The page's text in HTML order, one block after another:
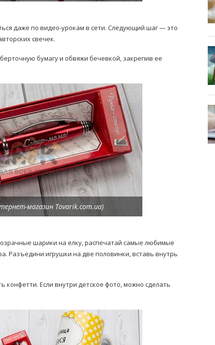
даже по видео-урокам в сети. Следующий шаг — это
свечек.
бумагу и обвяжи бечевкой, закрепив ее
магазин Tovarik.com.ua)
шарики на елку, распечатай самые любимые
Разъедини игрушки на две половинки, вставь внутрь
Если внутри детское фото, можно сделать